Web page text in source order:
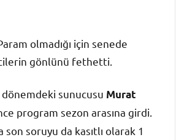
olmadığı için senede
gönlünü fethetti.
dönemdeki sunucusu Murat
program sezon arasına girdi.
soruyu da kasıtlı olarak 1